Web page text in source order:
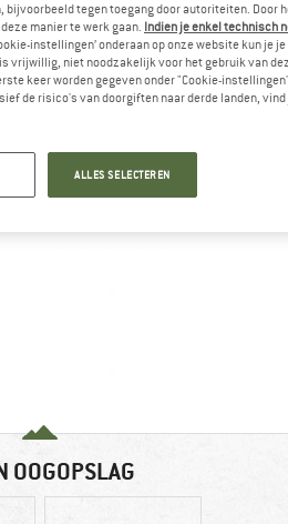
OOGOPSLAG
tegen toegang door autoriteiten. Door
manier te werk gaan. Indien je enkel technisch
instellingen’ onderaan op onze website kun je
vrijwillig, niet noodzakelijk voor het gebruik van
keer worden gegeven onder "Cookie-
de risico's van doorgiften naar derde landen, vind
ALLES SELECTEREN